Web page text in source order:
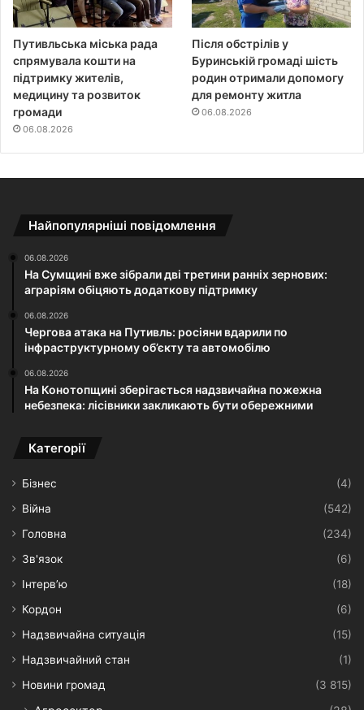
Путивльська міська рада
спрямувала кошти на
підтримку жителів,
медицину та розвиток
громади
06.08.2026
Після обстрілів у
Буринській громаді шість
родин отримали допомогу
для ремонту житла
06.08.2026
Найпопулярніші повідомлення
06.08.2026
На Сумщині вже зібрали дві третини ранніх зернових:
аграріям обіцяють додаткову підтримку
06.08.2026
Чергова атака на Путивль: росіяни вдарили по
інфраструктурному об’єкту та автомобілю
06.08.2026
На Конотопщині зберігається надзвичайна пожежна
небезпека: лісівники закликають бути обережними
Категорії
Бізнес
(4)
Війна
(542)
Головна
(234)
Зв'язок
(6)
Інтерв’ю
(18)
Кордон
(6)
Надзвичайна ситуація
(15)
Надзвичайний стан
(1)
Новини громад
(3 815)